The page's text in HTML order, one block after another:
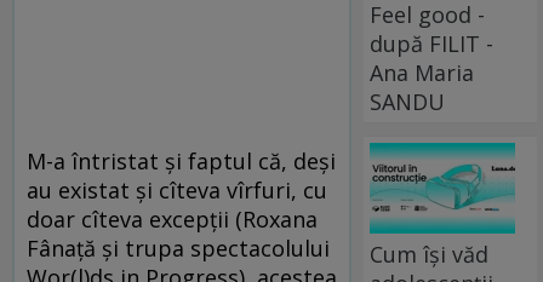
M-a întristat și faptul că, deși
au existat și cîteva vîrfuri, cu
doar cîteva excepții (Roxana
Fânață și trupa spectacolului
Feel good -
după FILIT -
Ana Maria
SANDU
Cum își văd